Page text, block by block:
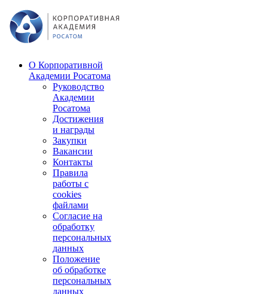
О Корпоративной
Академии Росатома
Руководство
Академии
Росатома
Достижения
и награды
Закупки
Вакансии
Контакты
Правила
работы с
cookies
файлами
Согласие на
обработку
персональных
данных
Положение
об обработке
персональных
данных